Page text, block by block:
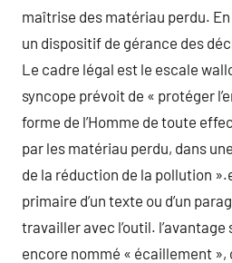
maîtrise des matériau perdu.
un dispositif de gérance des
Le cadre légal est le escale
syncope prévoit de « protéger
forme de l’Homme de toute
par les matériau perdu, dans
de la réduction de la pollution
primaire d’un texte ou d’un
travailler avec l’outil.
encore nommé « écaillement »,